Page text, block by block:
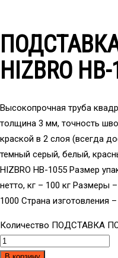
HIZBRO
Высокопрочная труба
толщина 3 мм, точность
краской в 2 слоя (всегда
темный серый, белый,
HIZBRO HB-1055 Размер
нетто, кг – 100 кг Размеры
1000 Страна изготовления
Количество ПОДСТАВКА